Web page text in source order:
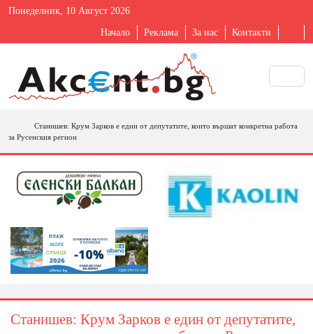
Понеделник, 10 Август 2026
Начало Реклама За нас Контакти
Станишев: Крум Зарков е един от депутатите, които вършат конкретна работа
за Русенския регион
Станишев: Крум Зарков е един от депутатите,